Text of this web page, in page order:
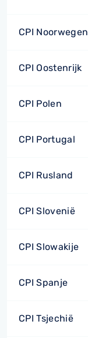
CPI Noorwegen
CPI Oostenrijk
CPI Polen
CPI Portugal
CPI Rusland
CPI Slovenië
CPI Slowakije
CPI Spanje
CPI Tsjechië